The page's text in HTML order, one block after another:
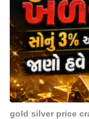
gold silver price